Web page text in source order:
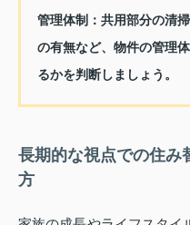
管理体制： 共用部分の清
の有無など、物件の管理
るかを判断しましょう。
長期的な視点での住み
方